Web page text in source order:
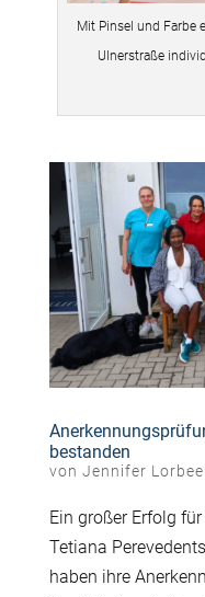
Mit Pinsel und Farbe
Ulnerstraße
bestanden
von Jennifer
Ein großer Erfolg
Tetiana
haben ihre